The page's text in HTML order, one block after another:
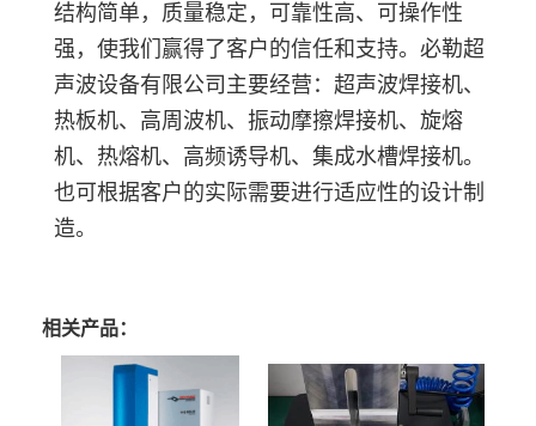
结构简单，质量稳定，可靠性高、可操作性
强，使我们赢得了客户的信任和支持。必勒超
声波设备有限公司主要经营：超声波焊接机、
热板机、高周波机、振动摩擦焊接机、旋熔
机、热熔机、高频诱导机、集成水槽焊接机。
也可根据客户的实际需要进行适应性的设计制
造。
相关产品：